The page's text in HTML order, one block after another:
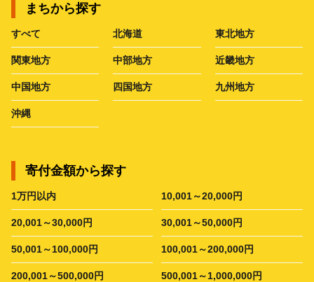
まちから探す
すべて 北海道 東北地方
関東地方 中部地方 近畿地方
中国地方 四国地方 九州地方
沖縄
寄付金額から探す
1万円以内 10,001～20,000円
20,001～30,000円 30,001～50,000円
50,001～100,000円 100,001～200,000円
200,001～500,000円 500,001～1,000,000円